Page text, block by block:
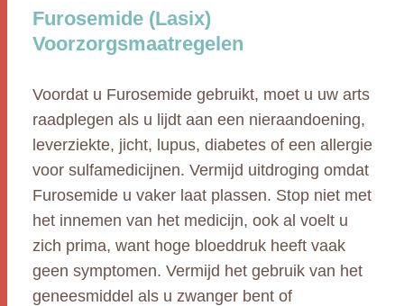
Furosemide (Lasix)
Voorzorgsmaatregelen
Voordat u Furosemide gebruikt, moet u uw arts
raadplegen als u lijdt aan een nieraandoening,
leverziekte, jicht, lupus, diabetes of een allergie
voor sulfamedicijnen. Vermijd uitdroging omdat
Furosemide u vaker laat plassen. Stop niet met
het innemen van het medicijn, ook al voelt u
zich prima, want hoge bloeddruk heeft vaak
geen symptomen. Vermijd het gebruik van het
geneesmiddel als u zwanger bent of